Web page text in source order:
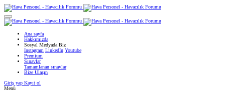
Ana sayfa
Hakkımızda
Sosyal Medyada Biz
Instagram LinkedIn Youtube
Premium
Sınavlar
Tamamlanan sınavlar
Bize Ulaşın
Giriş yap Kayıt ol
Menü